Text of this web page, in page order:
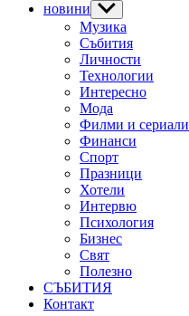
новини Show
sub
menu
Музика
Събития
Личности
Технологии
Интересно
Мода
Филми и сериали
Финанси
Спорт
Празници
Хотели
Интервю
Психология
Бизнес
Свят
Полезно
СЪБИТИЯ
Контакт